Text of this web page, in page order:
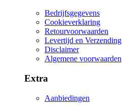
Bedrijfsgegevens
Cookieverklaring
Retourvoorwaarden
Levertijd en Verzending
Disclaimer
Algemene voorwaarden
Extra
Aanbiedingen